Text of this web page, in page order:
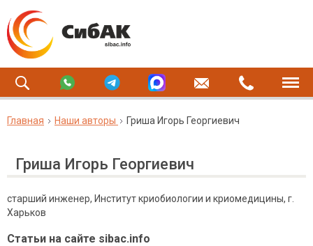
Главная Наши авторы Гриша Игорь Георгиевич
Гриша Игорь Георгиевич
старший инженер, Институт криобиологии и криомедицины, г.
Харьков
Статьи на сайте sibac.info